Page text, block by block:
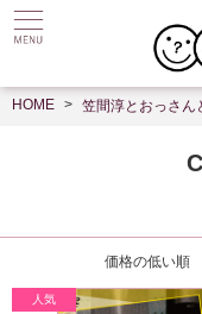
HOME 笠間淳とおっさん
価格の低い順